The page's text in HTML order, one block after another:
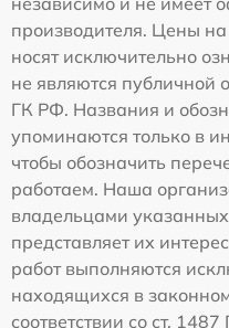
производителя. Цены
носят исключительно
не являются публичной
ГК РФ. Названия и
упоминаются только в
чтобы обозначить
работаем. Наша
владельцами
представляет их
работ выполняются
находящихся в
соответствии со ст.